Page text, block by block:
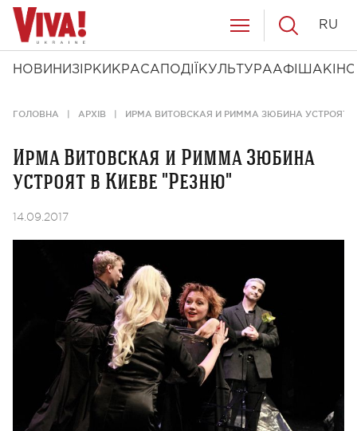
НОВИНИ ЗІРКИ КРАСА ПОДІЇ КУЛЬТУРААФІША КІНО
RU
ГОЛОВНА АРХІВ ИРМА ВИТОВСКАЯ И РИММА ЗЮБИНА УСТРОЯТ
Ирма Витовская и Римма Зюбина
устроят в Киеве "Резню"
14.09.2017